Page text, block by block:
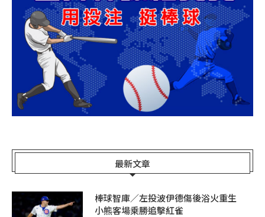
最新文章
棒球智庫／左投波伊德傷後浴火重生
小熊客場乘勝追擊紅雀